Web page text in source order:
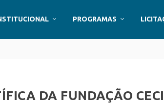
PROGRAMAS
DA FUNDAÇÃO